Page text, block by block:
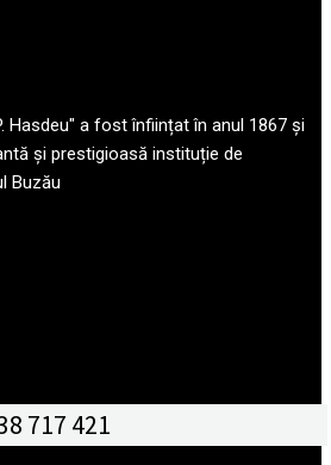
Hasdeu" a fost înființat în anul 1867 și
și prestigioasă instituție de
Buzău
717 421